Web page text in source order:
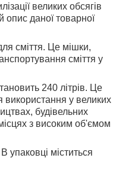
великих обсягів
опис даної товарної
сміття. Це мішки,
сміття у
240 літрів. Це
використання у великих
будівельних
з високим об'ємом
В упаковці міститься